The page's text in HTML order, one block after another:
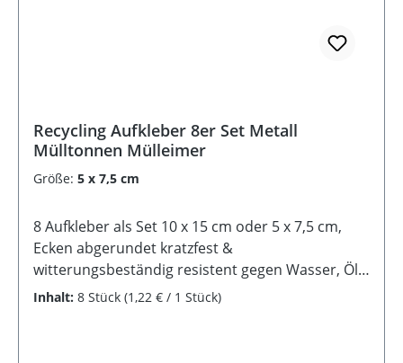
Recycling Aufkleber 8er Set Metall
Mülltonnen Mülleimer
Größe: 5 x 7,5 cm
8 Aufkleber als Set 10 x 15 cm oder 5 x 7,5 cm,
Ecken abgerundet kratzfest &
witterungsbeständig resistent gegen Wasser, Öl,
Reinigungsmittel selbstklebende Rückseite
Inhalt: 8 Stück (1,22 € / 1 Stück)